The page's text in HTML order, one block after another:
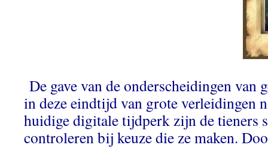
De gave van de onderscheidingen van
in deze eindtijd van grote verleidingen
huidige digitale tijdperk zijn de tieners
controleren bij keuze die ze maken.